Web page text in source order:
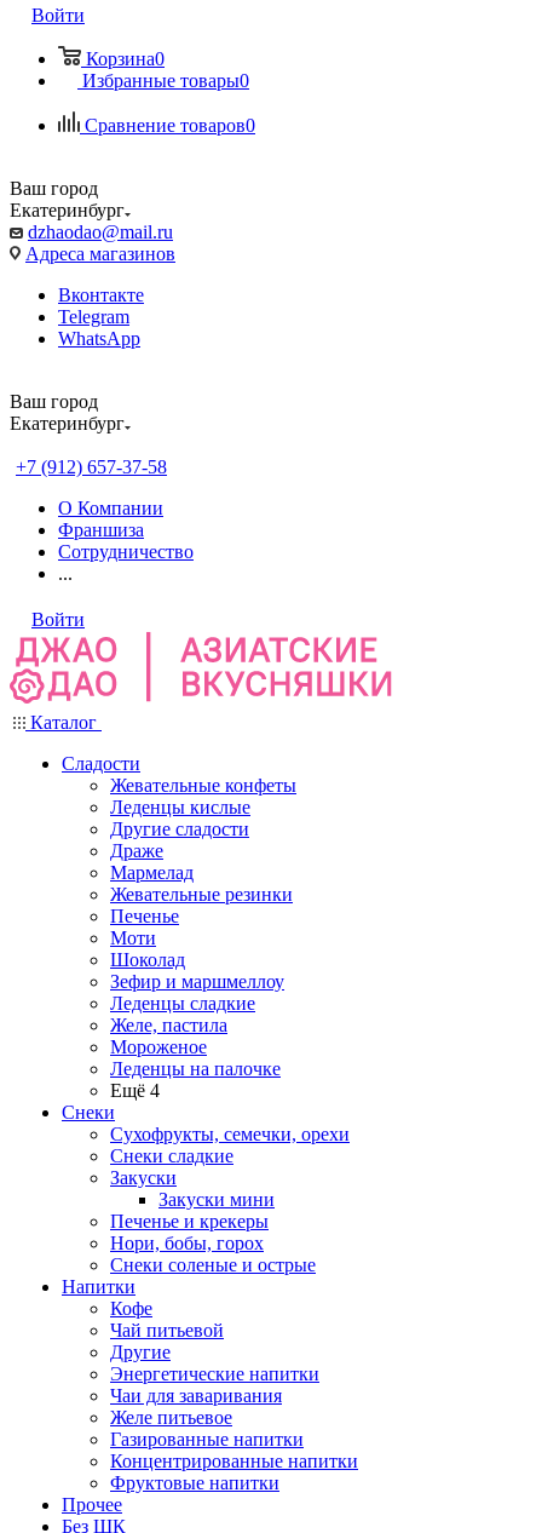
Войти
Корзина0
Избранные товары0
Сравнение товаров0
Ваш город
Екатеринбург
dzhaodao@mail.ru
Адреса магазинов
Вконтакте
Telegram
WhatsApp
Ваш город
Екатеринбург
+7 (912) 657-37-58
О Компании
Франшиза
Сотрудничество
...
Войти
Каталог
Сладости
Жевательные конфеты
Леденцы кислые
Другие сладости
Драже
Мармелад
Жевательные резинки
Печенье
Моти
Шоколад
Зефир и маршмеллоу
Леденцы сладкие
Желе, пастила
Мороженое
Леденцы на палочке
Ещё 4
Снеки
Сухофрукты, семечки, орехи
Снеки сладкие
Закуски
Закуски мини
Печенье и крекеры
Нори, бобы, горох
Снеки соленые и острые
Напитки
Кофе
Чай питьевой
Другие
Энергетические напитки
Чаи для заваривания
Желе питьевое
Газированные напитки
Концентрированные напитки
Фруктовые напитки
Прочее
Без ШК